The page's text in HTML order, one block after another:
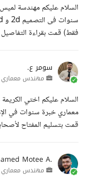
فقط) قمت بقراءة
سومر ع.
مهندس معماري
السلام عليكم اختي
قمت بتسليم المفتاح
Motee A.
مهندس معماري